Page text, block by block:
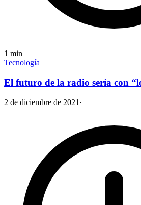
1 min
Tecnología
El futuro de la radio sería con
2 de diciembre de 2021 ·